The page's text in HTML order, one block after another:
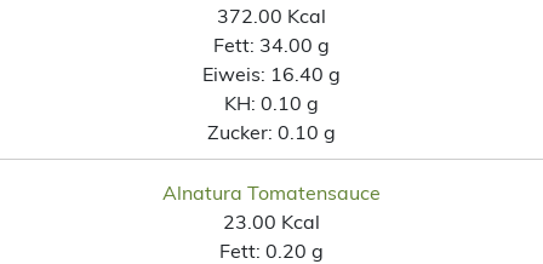
372.00 Kcal
Fett: 34.00 g
Eiweis: 16.40 g
KH: 0.10 g
Zucker: 0.10 g
Alnatura Tomatensauce
23.00 Kcal
Fett: 0.20 g